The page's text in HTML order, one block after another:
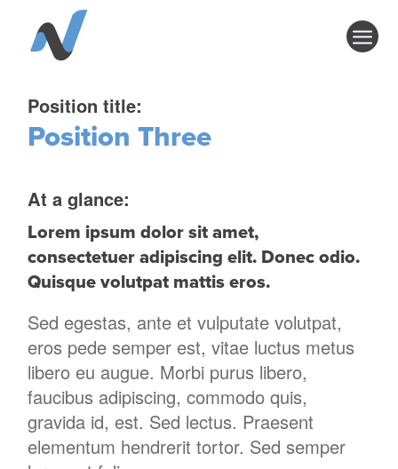
Position title:
Position Three
At a glance:
Lorem ipsum dolor sit amet,
consectetuer adipiscing elit. Donec odio.
Quisque volutpat mattis eros.
Sed egestas, ante et vulputate volutpat,
eros pede semper est, vitae luctus metus
libero eu augue. Morbi purus libero,
faucibus adipiscing, commodo quis,
gravida id, est. Sed lectus. Praesent
elementum hendrerit tortor. Sed semper